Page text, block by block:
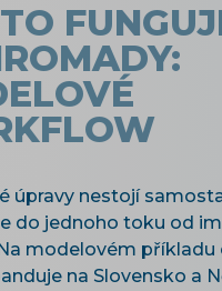
úpravy nestojí
do jednoho toku od
modelovém příkladu
na Slovensko a